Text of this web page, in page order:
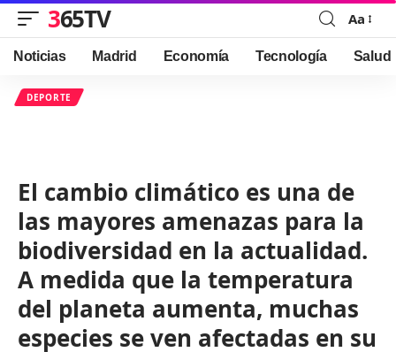
365TV
Font
Resizer
Aa
Noticias Madrid Economía Tecnología Salud
DEPORTE
El cambio climático es una de
las mayores amenazas para la
biodiversidad en la actualidad.
A medida que la temperatura
del planeta aumenta, muchas
especies se ven afectadas en su